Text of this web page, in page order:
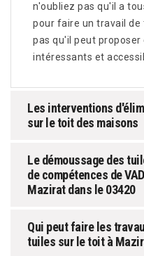
n'oubliez pas qu'il a
pour faire un travail de
pas qu'il peut
intéressants et
Les interventions
sur le toit des maisons
Le démoussage des
de compétences de
Mazirat dans le 03420
Qui peut faire les
tuiles sur le toit à